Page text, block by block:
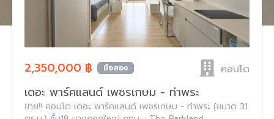
2,350,000 ฿ มือสอง คอนโด
เดอะ พาร์คแลนด์ เพชรเกษม - ท่าพระ
ขาย!! คอนโด เดอะ พาร์คแลนด์ เพชรเกษม - ท่าพระ (ขนาด 31